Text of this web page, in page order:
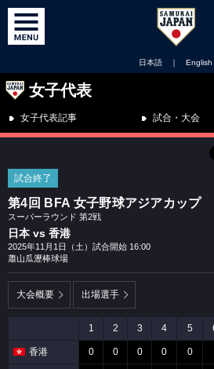
日本語 ｜ English
女子代表
女子代表記事 試合・大会
試合終了
第4回 BFA 女子野球アジアカップ
スーパーラウンド 第2戦
日本 vs 香港
2025年11月1日（土）試合開始 16:00
蕭山瓜瀝棒球場
大会概要 出場選手
1 2 3 4 5
香港 0 0 0 0 0